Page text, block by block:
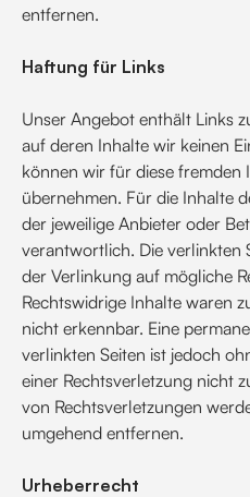
entfernen.
Haftung für Links
Unser Angebot enthält Links
auf deren Inhalte wir keinen
können wir für diese fremden
übernehmen. Für die Inhalte
der jeweilige Anbieter oder
verantwortlich. Die verlinkten
der Verlinkung auf mögliche
Rechtswidrige Inhalte waren
nicht erkennbar. Eine
verlinkten Seiten ist jedoch
einer Rechtsverletzung nicht
von Rechtsverletzungen
umgehend entfernen.
Urheberrecht